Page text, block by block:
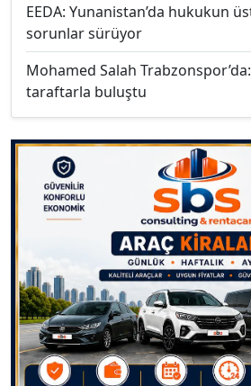
EEDA: Yunanistan’da hukukun
sorunlar sürüyor
Mohamed Salah
taraftarla buluştu